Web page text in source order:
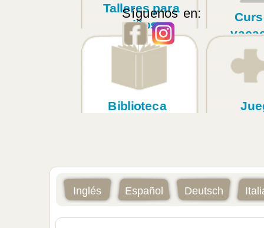
Síguenos en:
Talleres para
niños
Biblioteca
Inglés Español Deutsch